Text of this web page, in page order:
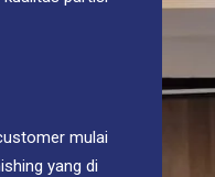
mulai
yang di